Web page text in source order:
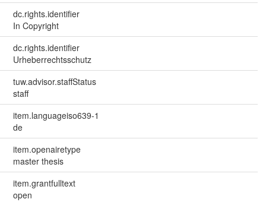
dc.rights.identifier
In Copyright
dc.rights.identifier
Urheberrechtsschutz
tuw.advisor.staffStatus
staff
item.languageiso639-1
de
item.openairetype
master thesis
item.grantfulltext
open